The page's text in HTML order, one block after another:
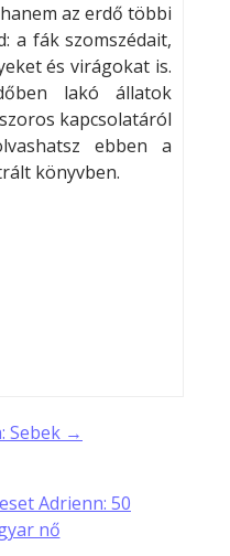
az erdő többi
a fák szomszédait,
és virágokat is.
lakó állatok
kapcsolatáról
ebben a
könyvben.
Sebek →
Adrienn: 50
nő